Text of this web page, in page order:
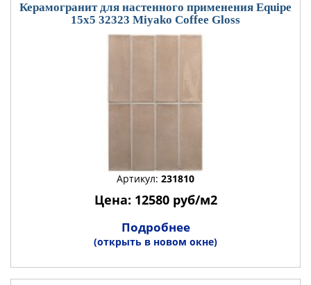
Керамогранит для настенного применения Equipe
15x5 32323 Miyako Coffee Gloss
Артикул: 231810
Цена: 12580 руб/м2
Подробнее
(открыть в новом окне)